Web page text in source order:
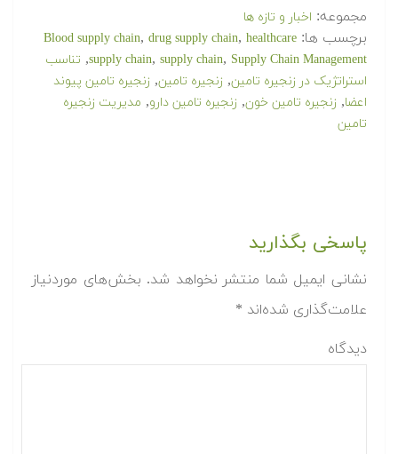
مجموعه: اخبار و تازه ها
برچسب ها: Blood supply chain, drug supply chain, healthcare
supply chain, supply chain, Supply Chain Management
, تناسب
استراتژیک در زنجیره تامین, زنجیره تامین, زنجیره تامین پیوند
اعضا, زنجیره تامین خون, زنجیره تامین دارو, مدیریت زنجیره
تامین
پاسخی بگذارید
نشانی ایمیل شما منتشر نخواهد شد. بخش‌های موردنیاز
علامت‌گذاری شده‌اند *
دیدگاه